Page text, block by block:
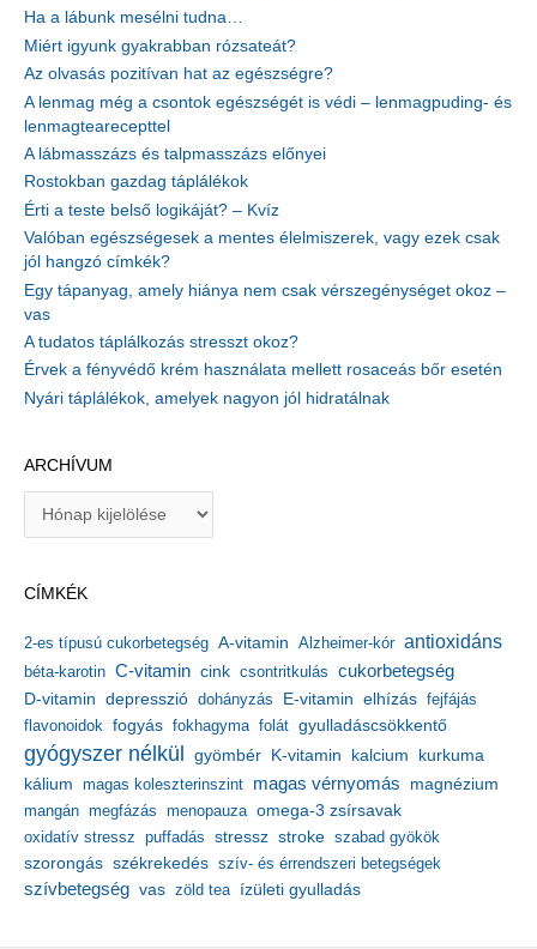
Ha a lábunk mesélni tudna…
Miért igyunk gyakrabban rózsateát?
Az olvasás pozitívan hat az egészségre?
A lenmag még a csontok egészségét is védi – lenmagpuding- és
lenmagtearecepttel
A lábmasszázs és talpmasszázs előnyei
Rostokban gazdag táplálékok
Érti a teste belső logikáját? – Kvíz
Valóban egészségesek a mentes élelmiszerek, vagy ezek csak
jól hangzó címkék?
Egy tápanyag, amely hiánya nem csak vérszegénységet okoz –
vas
A tudatos táplálkozás stresszt okoz?
Érvek a fényvédő krém használata mellett rosaceás bőr esetén
Nyári táplálékok, amelyek nagyon jól hidratálnak
ARCHÍVUM
í
u
m
CÍMKÉK
2-es típusú cukorbetegség A-vitamin Alzheimer-kór antioxidáns
béta-karotin C-vitamin cink csontritkulás cukorbetegség
D-vitamin depresszió dohányzás E-vitamin elhízás fejfájás
flavonoidok fogyás fokhagyma folát gyulladáscsökkentő
gyógyszer nélkül gyömbér K-vitamin kalcium kurkuma
kálium magas koleszterinszint magas vérnyomás magnézium
mangán megfázás menopauza omega-3 zsírsavak
oxidatív stressz puffadás stressz stroke szabad gyökök
szorongás székrekedés szív- és érrendszeri betegségek
szívbetegség vas zöld tea ízületi gyulladás